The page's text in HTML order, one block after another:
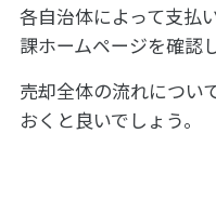
各自治体によって支払
課ホームページを確認
売却全体の流れについ
おくと良いでしょう。